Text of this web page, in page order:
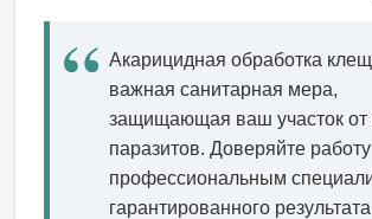
Акарицидная обработка
важная санитарная мера,
защищающая ваш участок от
паразитов. Доверяйте работу
профессиональным
гарантированного